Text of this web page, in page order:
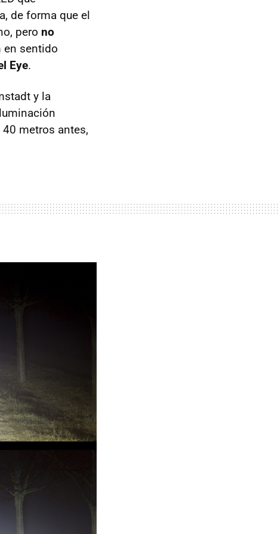
de forma que el
pero no
en sentido
Eye.
y la
metros antes,